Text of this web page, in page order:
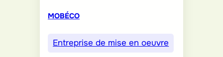
MOBÉCO
Entreprise de mise en oeuvre